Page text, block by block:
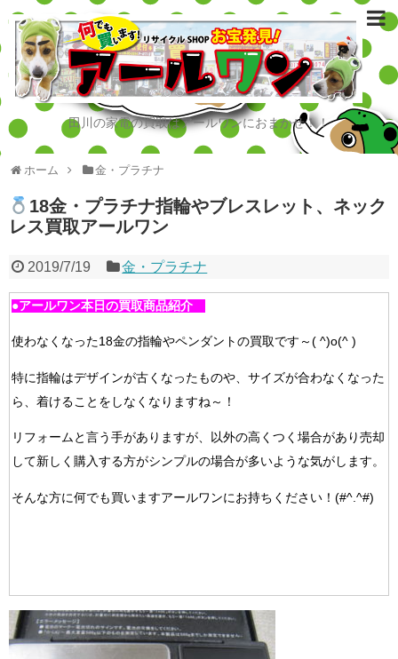
田川の家電の買取はアールワンにおまかせ！！
ホーム 金・プラチナ
18金・プラチナ指輪やブレスレット、ネック
レス買取アールワン
2019/7/19 金・プラチナ
●アールワン本日の買取商品紹介
使わなくなった18金の指輪やペンダントの買取です～( ^)o(^ )
特に指輪はデザインが古くなったものや、サイズが合わなくなった
ら、着けることをしなくなりますね～！
リフォームと言う手がありますが、以外の高くつく場合があり売却
して新しく購入する方がシンプルの場合が多いような気がします。
そんな方に何でも買いますアールワンにお持ちください！(#^.^#)